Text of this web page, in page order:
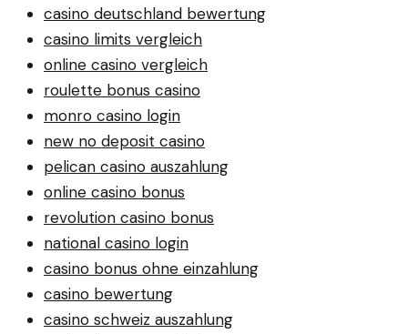
casino deutschland bewertung
casino limits vergleich
online casino vergleich
roulette bonus casino
monro casino login
new no deposit casino
pelican casino auszahlung
online casino bonus
revolution casino bonus
national casino login
casino bonus ohne einzahlung
casino bewertung
casino schweiz auszahlung